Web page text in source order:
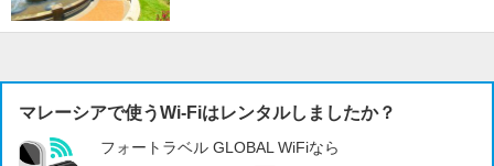
マレーシアで使うWi-Fiはレンタルしましたか？
フォートラベル GLOBAL WiFiなら